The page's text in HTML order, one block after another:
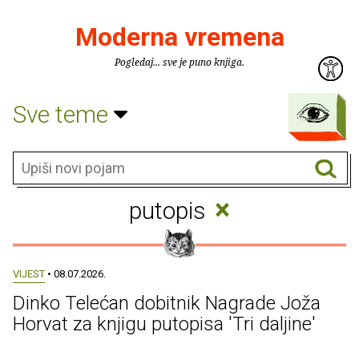
Moderna vremena
Pogledaj... sve je puno knjiga.
Sve teme
putopis ×
VIJEST • 08.07.2026.
Dinko Telećan dobitnik Nagrade Joža
Horvat za knjigu putopisa 'Tri daljine'